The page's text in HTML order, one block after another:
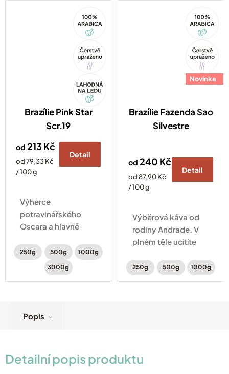
Tip
Arabica
Brazílie Pink Star
Scr.19
od 213 Kč
Měrná
cena:
od 79,33 Kč
/ 100 g
Detail
Výherce
potravinářského
Oscara a hlavně
káva. V plném těle
ucítíte intenzivní
chuť čokolády,
250g 500g
1000g
3000g
Novinka
Tip
Arabica
Brazílie Fazenda Sao
Silvestre
od 240 Kč
Měrná
cena:
od 87,90 Kč
/ 100 g
Detail
Výběrová káva od
rodiny Andrade. V
plném těle ucítíte
karamelu, perníku a
lískových oříšků.
250g 500g 1000g
Popis
Detailní popis produktu